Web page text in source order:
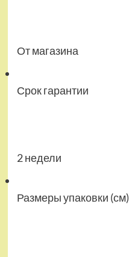
От магазина
Срок гарантии
2 недели
Размеры упаковки (см)